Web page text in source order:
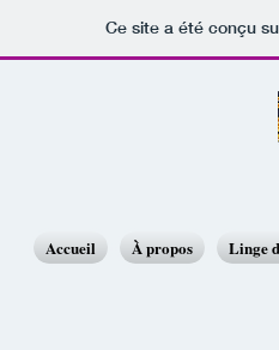
Ce site a été conçu
Accueil À propos Linge